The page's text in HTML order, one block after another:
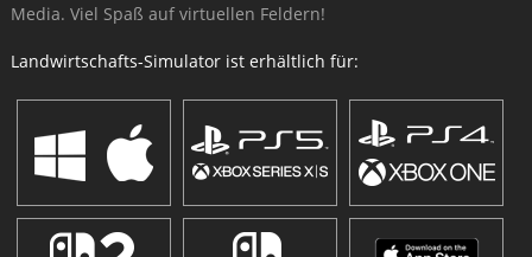
Media. Viel Spaß auf virtuellen Feldern!
Landwirtschafts-Simulator ist erhältlich für: